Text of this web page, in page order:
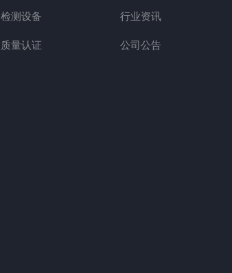
检测设备
质量认证
行业资讯
公司公告